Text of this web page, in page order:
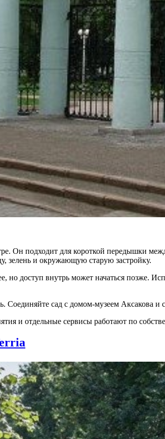
Он подходит для короткой передышки
зелень и окружающую старую застройку.
но доступ внутрь может начаться позже.
Соединяйте сад с домом-музеем Аксакова
и отдельные сервисы работают по